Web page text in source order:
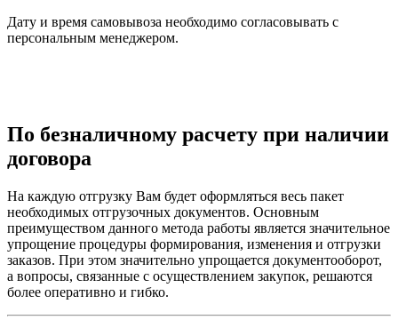
Дату и время самовывоза необходимо согласовывать с
персональным менеджером.
По безналичному расчету при наличии
договора
На каждую отгрузку Вам будет оформляться весь пакет
необходимых отгрузочных документов. Основным
преимуществом данного метода работы является значительное
упрощение процедуры формирования, изменения и отгрузки
заказов. При этом значительно упрощается документооборот,
а вопросы, связанные с осуществлением закупок, решаются
более оперативно и гибко.